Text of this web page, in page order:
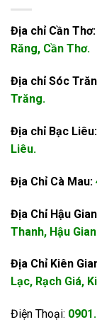
Địa chỉ Cần Thơ:
Răng, Cần Thơ.
Địa chỉ Sóc
Trăng.
Địa chỉ Bạc Liêu:
Liêu.
Địa Chỉ Cà Mau:
Địa Chỉ Hậu
Thanh, Hậu
Địa Chỉ Kiên
Lạc, Rạch Giá,
Điện Thoại: